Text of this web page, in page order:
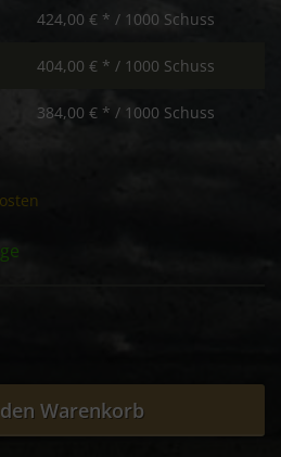
424,00 € * / 1000 Schuss
404,00 € * / 1000 Schuss
384,00 € * / 1000 Schuss
Warenkorb